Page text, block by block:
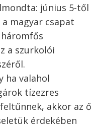
június 5-től
magyar csapat
a szurkolói
ha valahol
tízezres
akkor az ő
érdekében